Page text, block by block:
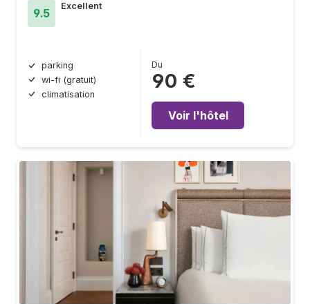
9.5
Excellent
parking
wi-fi (gratuit)
climatisation
Du
90 €
Voir l'hôtel